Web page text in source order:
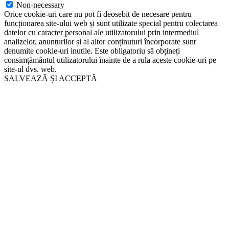
Non-necessary
Orice cookie-uri care nu pot fi deosebit de necesare pentru
funcționarea site-ului web și sunt utilizate special pentru colectarea
datelor cu caracter personal ale utilizatorului prin intermediul
analizelor, anunțurilor și al altor conținuturi încorporate sunt
denumite cookie-uri inutile. Este obligatoriu să obțineți
consimțământul utilizatorului înainte de a rula aceste cookie-uri pe
site-ul dvs. web.
SALVEAZĂ ȘI ACCEPTĂ